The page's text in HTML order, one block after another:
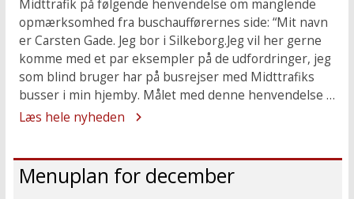
Midttrafik på følgende henvendelse om manglende
opmærksomhed fra buschaufførernes side: “Mit navn
er Carsten Gade. Jeg bor i Silkeborg.Jeg vil her gerne
komme med et par eksempler på de udfordringer, jeg
som blind bruger har på busrejser med Midttrafiks
busser i min hjemby. Målet med denne henvendelse …
Læs hele nyheden
Menuplan for december